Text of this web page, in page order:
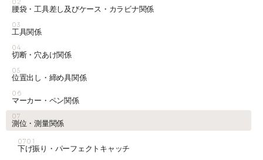
02
腰袋・工具差し及びケース・カラビナ関係
03
工具関係
04
切断・穴あけ関係
05
位置出し・締め具関係
06
マーカー・ペン関係
07
測位・測量関係
0701
下げ振り・パーフェクトキャッチ